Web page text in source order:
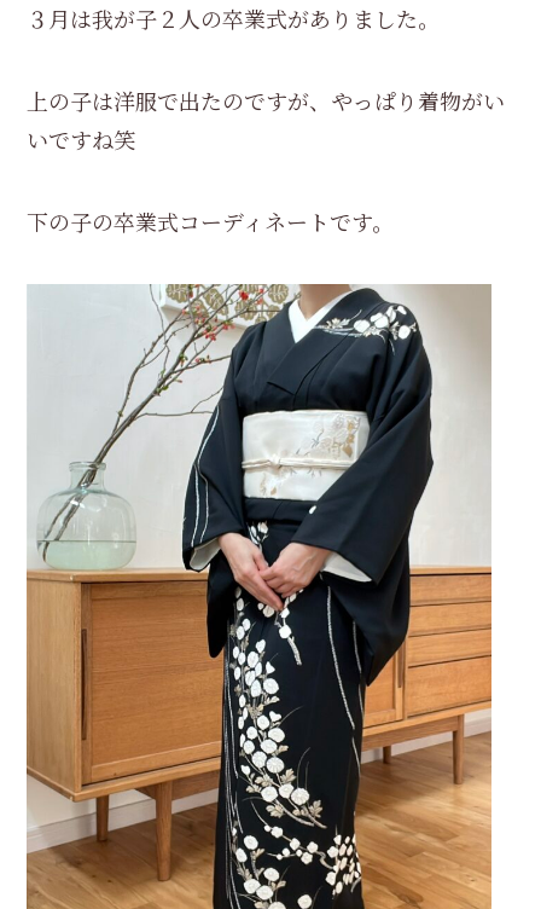
３月は我が子２人の卒業式がありました。
上の子は洋服で出たのですが、やっぱり着物がい
いですね笑
下の子の卒業式コーディネートです。